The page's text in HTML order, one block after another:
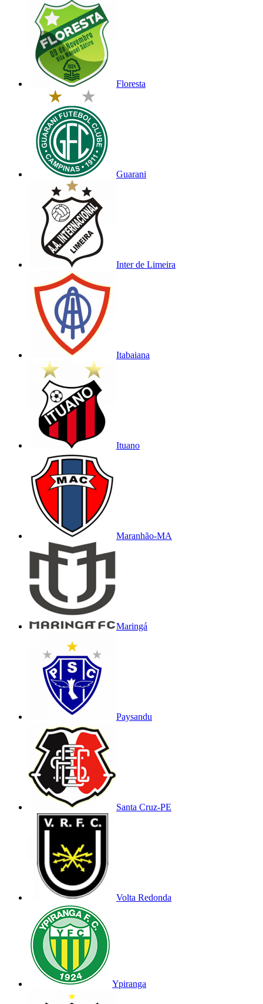
Floresta
Guarani
Inter de Limeira
Itabaiana
Ituano
Maranhão-MA
Maringá
Paysandu
Santa Cruz-PE
Volta Redonda
Ypiranga